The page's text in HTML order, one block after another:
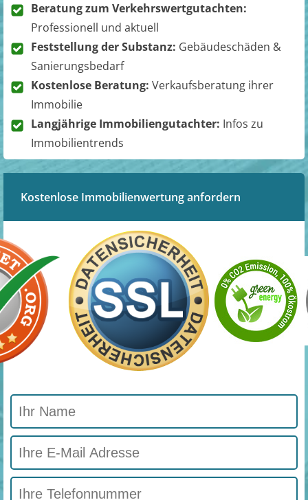
Beratung zum Verkehrswertgutachten:
Professionell und aktuell
Feststellung der Substanz: Gebäudeschäden &
Sanierungsbedarf
Kostenlose Beratung: Verkaufsberatung ihrer
Immobilie
Langjährige Immobiliengutachter: Infos zu
Immobilientrends
Kostenlose Immobilienwertung anfordern